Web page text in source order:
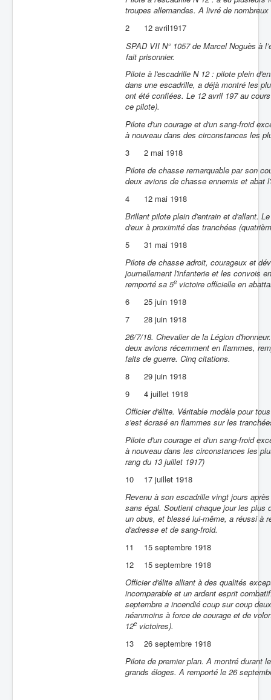
troupes allemandes. A livré de
2
12 avril1917
SPAD VII N° 1057 de Marcel Noguès à
fait prisonnier.
Pilote à l'escadrille N 12 : pilote plein
dans une escadrille, a déjà montré les
ont été confiées. Le 12 avril 197 au
ce pilote).
Pilote d'un courage et d'un sang-froid
à nouveau dans des circonstances les
3
2 mai 1918
Pilote de chasse remarquable par son
deux avions de chasse ennemis et abat
4
12 mai 1918
Brillant pilote plein d'entrain et d'allant.
d'eux à proximité des tranchées
5
31 mai 1918
Pilote de chasse adroit, courageux et
journellement l'infanterie et les convois
remporté sa 5e victoire officielle en
6
25 juin 1918
7
28 juin 1918
26/7/18. Chevalier de la Légion
deux avions récemment en flammes,
faits de guerre. Cinq citations.
8
29 juin 1918
9
4 juillet 1918
Officier d'élite. Véritable modèle pour
s'est écrasé en flammes sur les
Pilote d'un courage et d'un sang-froid
à nouveau dans les circonstances les
rang du 13 juillet 1917)
10
17 juillet 1918
Revenu à son escadrille vingt jours
sans égal. Soutient chaque jour les plus
un obus, et blessé lui-même, a réussi à
d'adresse et de sang-froid.
11
15 septembre 1918
12
15 septembre 1918
Officier d'élite alliant à des qualités
incomparable et un ardent esprit
septembre a incendié coup sur coup
néanmoins à force de courage et de
12e victoires).
13
26 septembre 1918
Pilote de premier plan. A montré durant
grands éloges. A remporté le 26